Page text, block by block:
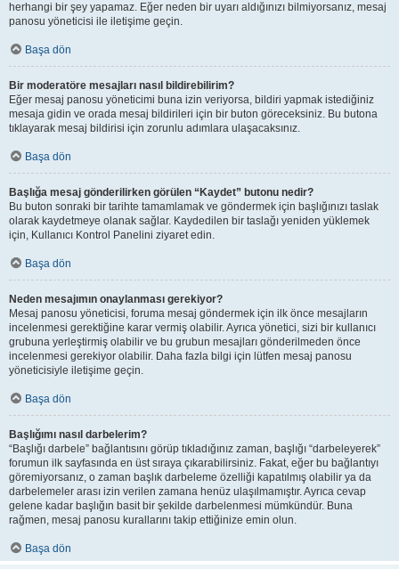
herhangi bir şey yapamaz. Eğer neden bir uyarı aldığınızı bilmiyorsanız, mesaj
panosu yöneticisi ile iletişime geçin.
Başa dön
Bir moderatöre mesajları nasıl bildirebilirim?
Eğer mesaj panosu yöneticimi buna izin veriyorsa, bildiri yapmak istediğiniz
mesaja gidin ve orada mesaj bildirileri için bir buton göreceksiniz. Bu butona
tıklayarak mesaj bildirisi için zorunlu adımlara ulaşacaksınız.
Başa dön
Başlığa mesaj gönderilirken görülen “Kaydet” butonu nedir?
Bu buton sonraki bir tarihte tamamlamak ve göndermek için başlığınızı taslak
olarak kaydetmeye olanak sağlar. Kaydedilen bir taslağı yeniden yüklemek
için, Kullanıcı Kontrol Panelini ziyaret edin.
Başa dön
Neden mesajımın onaylanması gerekiyor?
Mesaj panosu yöneticisi, foruma mesaj göndermek için ilk önce mesajların
incelenmesi gerektiğine karar vermiş olabilir. Ayrıca yönetici, sizi bir kullanıcı
grubuna yerleştirmiş olabilir ve bu grubun mesajları gönderilmeden önce
incelenmesi gerekiyor olabilir. Daha fazla bilgi için lütfen mesaj panosu
yöneticisiyle iletişime geçin.
Başa dön
Başlığımı nasıl darbelerim?
“Başlığı darbele” bağlantısını görüp tıkladığınız zaman, başlığı “darbeleyerek”
forumun ilk sayfasında en üst sıraya çıkarabilirsiniz. Fakat, eğer bu bağlantıyı
göremiyorsanız, o zaman başlık darbeleme özelliği kapatılmış olabilir ya da
darbelemeler arası izin verilen zamana henüz ulaşılmamıştır. Ayrıca cevap
gelene kadar başlığın basit bir şekilde darbelenmesi mümkündür. Buna
rağmen, mesaj panosu kurallarını takip ettiğinize emin olun.
Başa dön